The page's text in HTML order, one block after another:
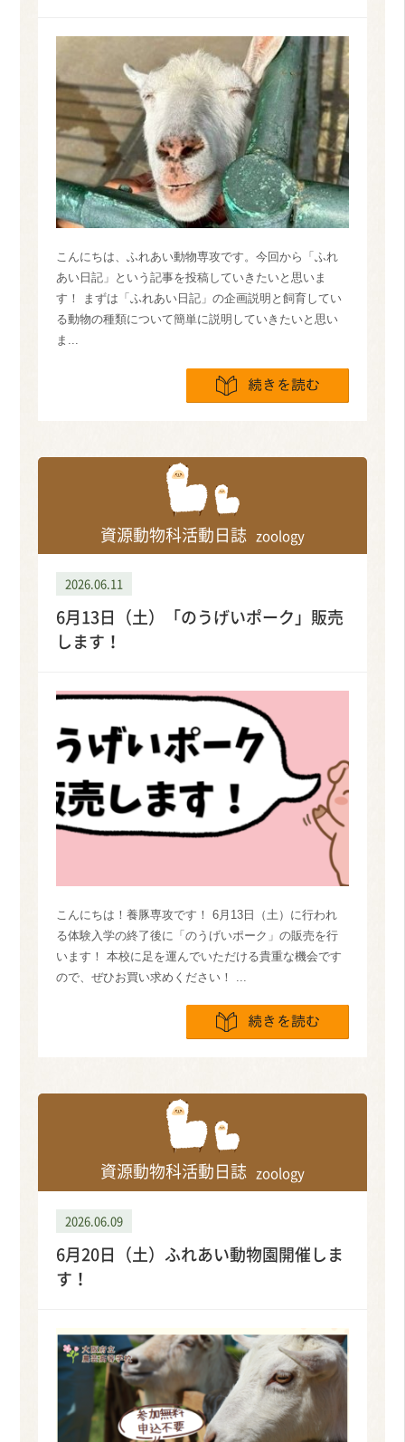
こんにちは、ふれあい動物専攻です。今回から「ふれ
あい日記」という記事を投稿していきたいと思いま
す！ まずは「ふれあい日記」の企画説明と飼育してい
る動物の種類について簡単に説明していきたいと思い
ま...
資源動物科活動日誌 zoology
2026.06.11
6月13日（土）「のうげいポーク」販売
します！
こんにちは！養豚専攻です！ 6月13日（土）に行われ
る体験入学の終了後に「のうげいポーク」の販売を行
います！ 本校に足を運んでいただける貴重な機会です
ので、ぜひお買い求めください！ ...
資源動物科活動日誌 zoology
2026.06.09
6月20日（土）ふれあい動物園開催しま
す！